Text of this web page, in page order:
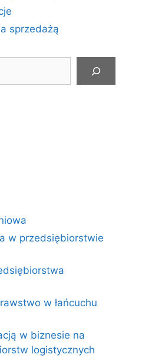
sprzedażą
w przedsiębiorstwie
w łańcuchu
w biznesie na
logistycznych